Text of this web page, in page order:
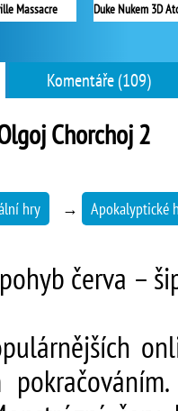
Massacre
Komentáře (109)
Chorchoj 2
hry → Apokalyptické
červa –